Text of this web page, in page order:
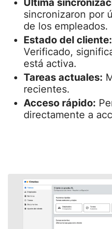
Última
sincronizaron por
de los empleados.
Estado del cliente:
Verificado,
está activa.
Tareas actuales:
recientes.
Acceso rápido:
directamente a